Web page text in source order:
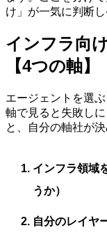
け」が一気に判断し
インフラ向
【4つの軸】
エージェントを選
軸で見ると失敗し
と、自分の軸社が
インフラ領域
うか）
自分のレイヤ